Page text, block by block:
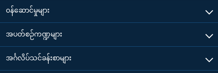
၀န်ဆောင်မှုများ
အပတ်စဉ်ကဏ္ဍများ
အင်္ဂလိပ်သင်ခန်းစာများ